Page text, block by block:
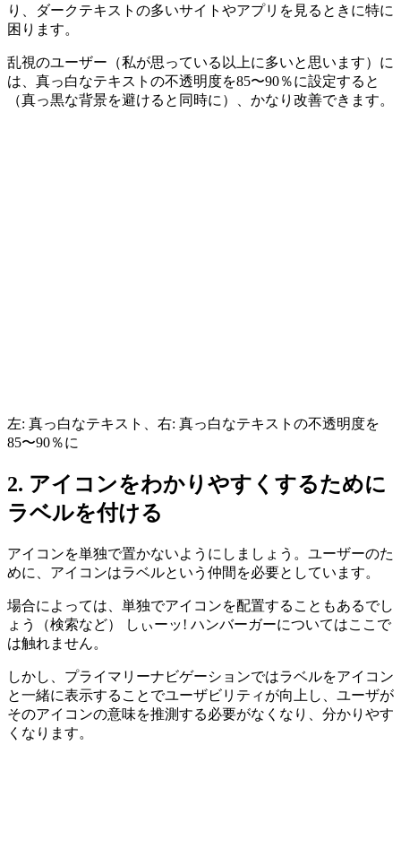
り、ダークテキストの多いサイトやアプリを見るときに特に
困ります。
乱視のユーザー（私が思っている以上に多いと思います）に
は、 真っ白なテキストの不透明度を85〜90％に設定すると
（真っ黒な背景を避けると同時に）、かなり改善できます。
左: 真っ白なテキスト、右: 真っ白なテキストの不透明度を
85〜90％に
2. アイコンをわかりやすくするために
ラベルを付ける
アイコンを単独で置かないようにしましょう。ユーザーのた
めに、アイコンはラベルという仲間を必要としています。
場合によっては、単独でアイコンを配置することもあるでし
ょう（検索など） しぃーッ! ハンバーガーについてはここで
は触れません。
しかし、プライマリーナビゲーションではラベルをアイコン
と一緒に表示することでユーザビリティが向上 し、ユーザが
そのアイコンの意味を推測する必要がなくなり、分かりやす
くなります。